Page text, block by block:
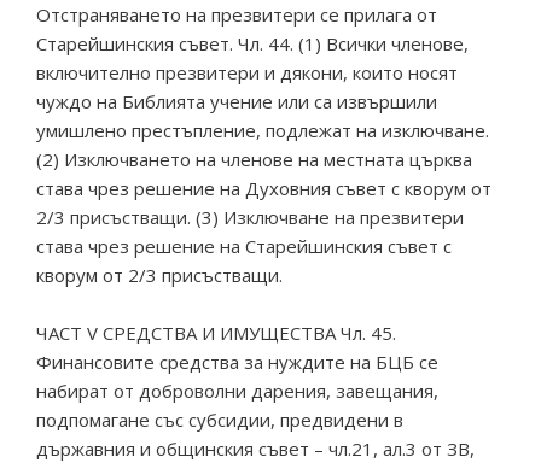
Отстраняването на презвитери се прилага от
Старейшинския съвет. Чл. 44. (1) Всички членове,
включително презвитери и дякони, които носят
чуждо на Библията учение или са извършили
умишлено престъпление, подлежат на изключване.
(2) Изключването на членове на местната църква
става чрез решение на Духовния съвет с кворум от
2/3 присъстващи. (3) Изключване на презвитери
става чрез решение на Старейшинския съвет с
кворум от 2/3 присъстващи.
ЧАСТ V СРЕДСТВА И ИМУЩЕСТВА Чл. 45.
Финансовите средства за нуждите на БЦБ се
набират от доброволни дарения, завещания,
подпомагане със субсидии, предвидени в
държавния и общинския съвет – чл.21, ал.3 от ЗВ,